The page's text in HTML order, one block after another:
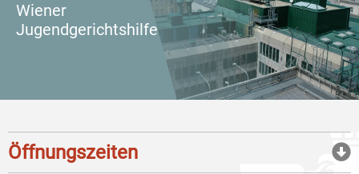
Wiener
Jugendgerichtshilfe
Öffnungszeiten